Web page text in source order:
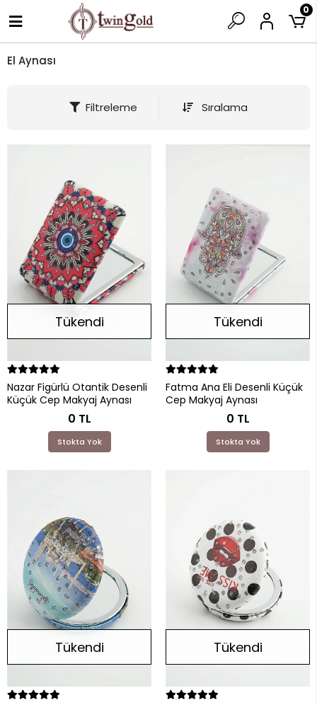
0
El Aynası
Filtreleme Sıralama
Tükendi
Nazar Figürlü Otantik Desenli
Küçük Cep Makyaj Aynası
0 TL
Stokta Yok
Tükendi
Fatma Ana Eli Desenli Küçük
Cep Makyaj Aynası
0 TL
Stokta Yok
Tükendi Tükendi